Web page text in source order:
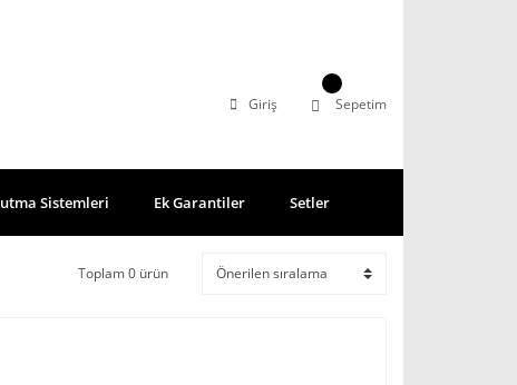
Giriş Sepetim
Sistemleri Ek Garantiler Setler
Toplam 0 ürün